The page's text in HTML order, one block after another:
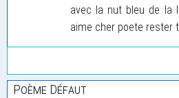
avec la nut bleu de la
aime cher poete rester
Poème Défaut